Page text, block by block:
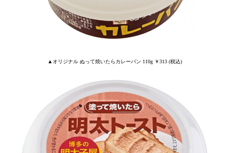
▲オリジナル ぬって焼いたらカレーパン 110g ￥313 (税込)